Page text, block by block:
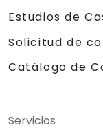
Estudios de
Solicitud de
Catálogo de
Servicios